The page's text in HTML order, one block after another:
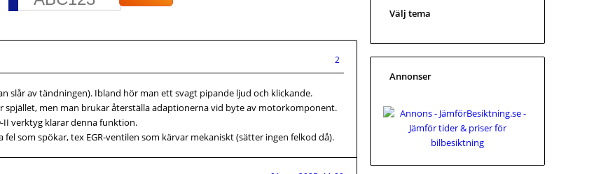
2
slår av tändningen). Ibland hör man ett svagt pipande ljud och klickande.
spjället, men man brukar återställa adaptionerna vid byte av motorkomponent.
II verktyg klarar denna funktion.
fel som spökar, tex EGR-ventilen som kärvar mekaniskt (sätter ingen felkod då).
Välj tema
Annonser